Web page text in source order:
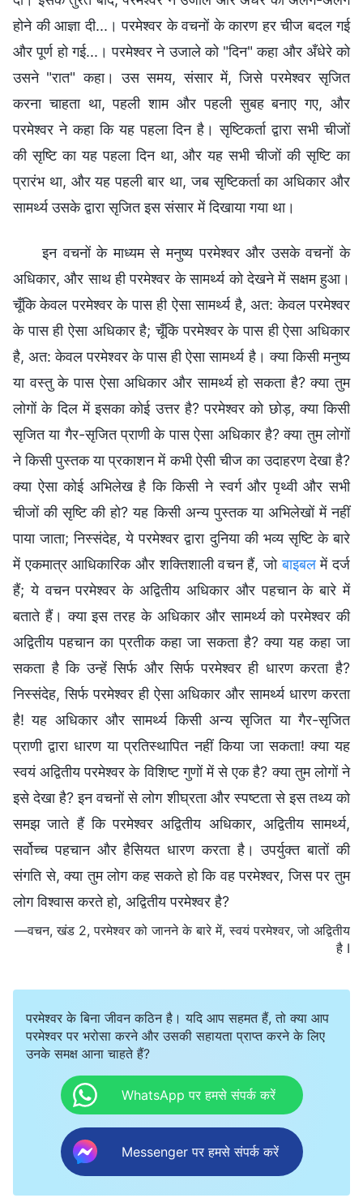
होने की आज्ञा दी...। परमेश्वर के वचनों के कारण हर चीज बदल गई
और पूर्ण हो गई...। परमेश्वर ने उजाले को "दिन" कहा और अँधेरे को
उसने "रात" कहा। उस समय, संसार में, जिसे परमेश्वर सृजित
करना चाहता था, पहली शाम और पहली सुबह बनाए गए, और
परमेश्वर ने कहा कि यह पहला दिन है। सृष्टिकर्ता द्वारा सभी चीजों
की सृष्टि का यह पहला दिन था, और यह सभी चीजों की सृष्टि का
प्रारंभ था, और यह पहली बार था, जब सृष्टिकर्ता का अधिकार और
सामर्थ्‍य उसके द्वारा सृजित इस संसार में दिखाया गया था।
इन वचनों के माध्यम से मनुष्य परमेश्वर और उसके वचनों के
अधिकार, और साथ ही परमेश्वर के सामर्थ्‍य को देखने में सक्षम हुआ।
चूँकि केवल परमेश्वर के पास ही ऐसा सामर्थ्‍य है, अत: केवल परमेश्वर
के पास ही ऐसा अधिकार है; चूँकि परमेश्वर के पास ही ऐसा अधिकार
है, अत: केवल परमेश्वर के पास ही ऐसा सामर्थ्‍य है। क्या किसी मनुष्य
या वस्तु के पास ऐसा अधिकार और सामर्थ्‍य हो सकता है? क्या तुम
लोगों के दिल में इसका कोई उत्तर है? परमेश्वर को छोड़, क्या किसी
सृजित या गैर-सृजित प्राणी के पास ऐसा अधिकार है? क्या तुम लोगों
ने किसी पुस्तक या प्रकाशन में कभी ऐसी चीज का उदाहरण देखा है?
क्या ऐसा कोई अभिलेख है कि किसी ने स्वर्ग और पृथ्वी और सभी
चीजों की सृष्टि की हो? यह किसी अन्य पुस्तक या अभिलेखों में नहीं
पाया जाता; निस्संदेह, ये परमेश्वर द्वारा दुनिया की भव्य सृष्टि के बारे
में एकमात्र आधिकारिक और शक्तिशाली वचन हैं, जोबाइबलमें दर्ज
हैं; ये वचन परमेश्वर के अद्वितीय अधिकार और पहचान के बारे में
बताते हैं। क्या इस तरह के अधिकार और सामर्थ्‍य को परमेश्वर की
अद्वितीय पहचान का प्रतीक कहा जा सकता है? क्या यह कहा जा
सकता है कि उन्हें सिर्फ और सिर्फ परमेश्वर ही धारण करता है?
निस्संदेह, सिर्फ परमेश्वर ही ऐसा अधिकार और सामर्थ्‍य धारण करता
है! यह अधिकार और सामर्थ्य किसी अन्य सृजित या गैर-सृजित
प्राणी द्वारा धारण या प्रतिस्थापित नहीं किया जा सकता! क्या यह
स्वयं अद्वितीय परमेश्वर के विशिष्ट गुणों में से एक है? क्या तुम लोगों ने
इसे देखा है? इन वचनों से लोग शीघ्रता और स्पष्टता से इस तथ्य को
समझ जाते हैं कि परमेश्वर अद्वितीय अधिकार, अद्वितीय सामर्थ्‍य,
सर्वोच्च पहचान और हैसियत धारण करता है। उपर्युक्त बातों की
संगति से, क्या तुम लोग कह सकते हो कि वह परमेश्वर, जिस पर तुम
लोग विश्वास करते हो, अद्वितीय परमेश्वर है?
—वचन, खंड 2, परमेश्वर को जानने के बारे में, स्वयं परमेश्वर, जो अद्वितीय
है I
परमेश्वर के बिना जीवन कठिन है। यदि आप सहमत हैं, तो क्या आप
परमेश्वर पर भरोसा करने और उसकी सहायता प्राप्त करने के लिए
उनके समक्ष आना चाहते हैं?
WhatsApp पर हमसे संपर्क करें
Messenger पर हमसे संपर्क करें